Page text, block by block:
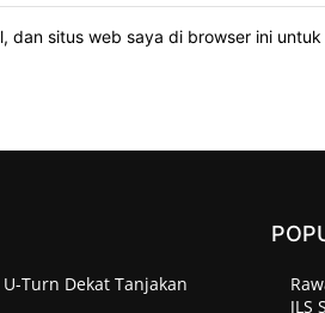
dan situs web saya di browser ini
Turn Dekat Tanjakan
JLS